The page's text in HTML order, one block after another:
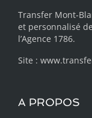
Transfer Mont-
et personnalisé
l’Agence 1786.
Site :
A PROPOS